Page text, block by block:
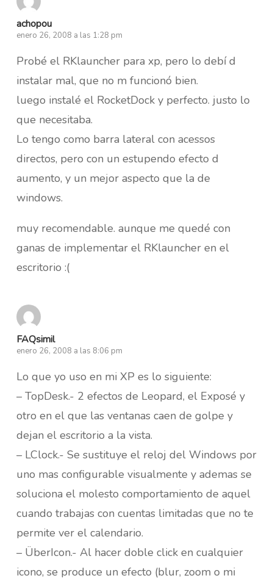
achopou
enero 26, 2008 a las 1:28 pm
Probé el RKlauncher para xp, pero lo debí d
instalar mal, que no m funcionó bien.
luego instalé el RocketDock y perfecto. justo lo
que necesitaba.
Lo tengo como barra lateral con acessos
directos, pero con un estupendo efecto d
aumento, y un mejor aspecto que la de
windows.
muy recomendable. aunque me quedé con
ganas de implementar el RKlauncher en el
escritorio :(
FAQsimil
enero 26, 2008 a las 8:06 pm
Lo que yo uso en mi XP es lo siguiente:
– TopDesk.- 2 efectos de Leopard, el Exposé y
otro en el que las ventanas caen de golpe y
dejan el escritorio a la vista.
– LClock.- Se sustituye el reloj del Windows por
uno mas configurable visualmente y ademas se
soluciona el molesto comportamiento de aquel
cuando trabajas con cuentas limitadas que no te
permite ver el calendario.
– ÜberIcon.- Al hacer doble click en cualquier
icono, se produce un efecto (blur, zoom o mi